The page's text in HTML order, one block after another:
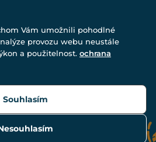
www.drakkaria.cz 2007-2026.
Vám umožnili pohodlné
provozu webu neustále
a použitelnost. ochrana
Souhlasím